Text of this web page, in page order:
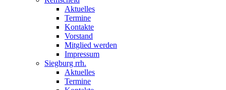
Aktuelles
Termine
Kontakte
Vorstand
Mitglied werden
Impressum
Siegburg rrh.
Aktuelles
Termine